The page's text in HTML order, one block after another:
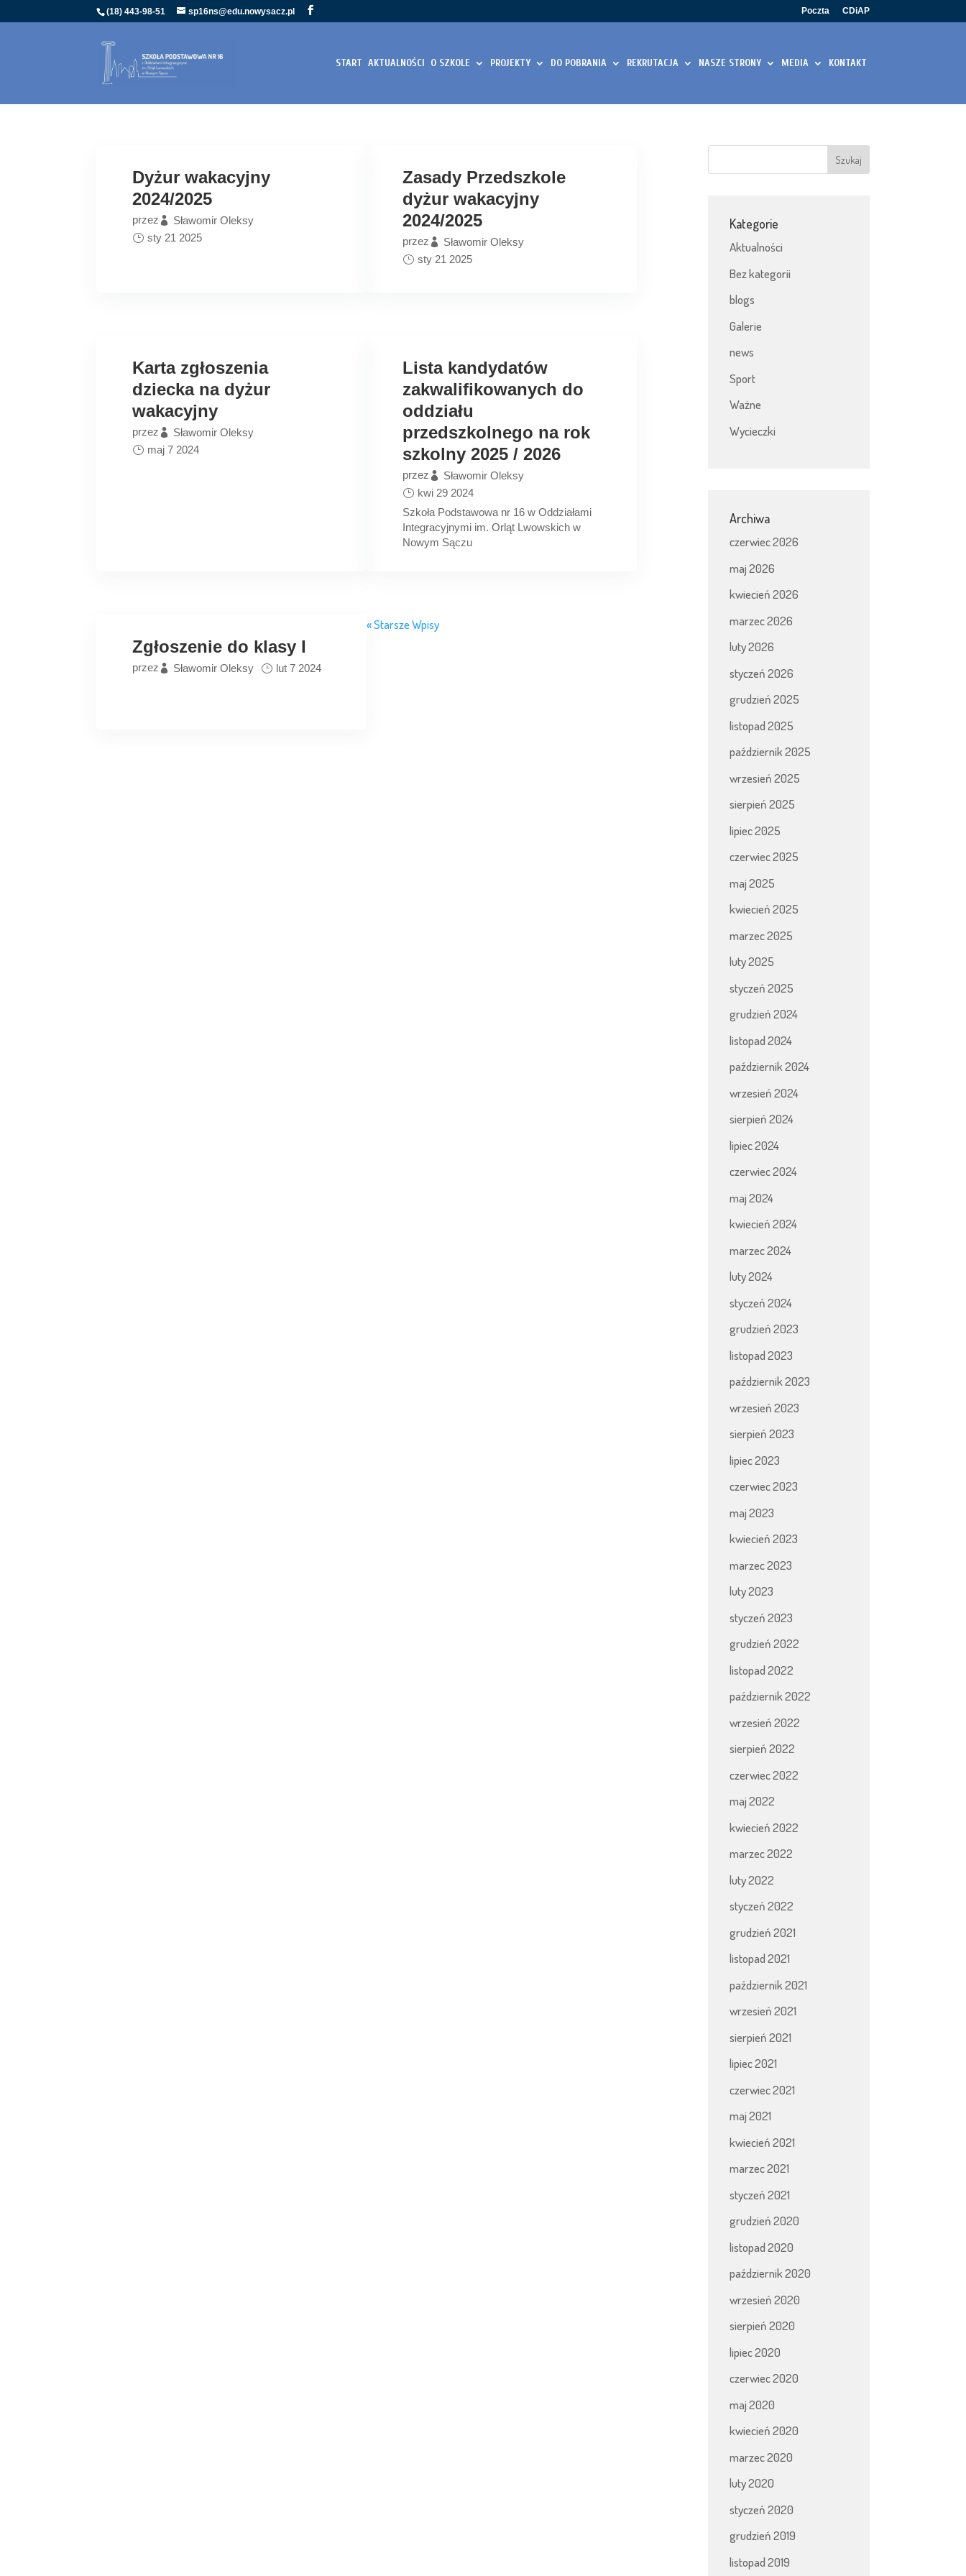
(18) 443-98-51 sp16ns@edu.nowysacz.pl Poczta CDiAP
START AKTUALNOŚCI O SZKOLE PROJEKTY DO POBRANIA REKRUTACJA NASZE STRONY MEDIA KONTAKT
Dyżur wakacyjny
2024/2025
przez
Sławomir Oleksy
sty 21 2025
Zasady Przedszkole
dyżur wakacyjny
2024/2025
przez
Sławomir Oleksy
sty 21 2025
Karta zgłoszenia
dziecka na dyżur
wakacyjny
przez
Sławomir Oleksy
maj 7 2024
Lista kandydatów
zakwalifikowanych do
oddziału
przedszkolnego na rok
szkolny 2025 / 2026
przez
Sławomir Oleksy
kwi 29 2024
Szkoła Podstawowa nr 16 w Oddziałami
Integracyjnymi im. Orląt Lwowskich w
Nowym Sączu
Zgłoszenie do klasy I
przez Sławomir Oleksy lut 7 2024
« Starsze Wpisy
Kategorie
Aktualności
Bez kategorii
blogs
Galerie
news
Sport
Ważne
Wycieczki
Archiwa
czerwiec 2026
maj 2026
kwiecień 2026
marzec 2026
luty 2026
styczeń 2026
grudzień 2025
listopad 2025
październik 2025
wrzesień 2025
sierpień 2025
lipiec 2025
czerwiec 2025
maj 2025
kwiecień 2025
marzec 2025
luty 2025
styczeń 2025
grudzień 2024
listopad 2024
październik 2024
wrzesień 2024
sierpień 2024
lipiec 2024
czerwiec 2024
maj 2024
kwiecień 2024
marzec 2024
luty 2024
styczeń 2024
grudzień 2023
listopad 2023
październik 2023
wrzesień 2023
sierpień 2023
lipiec 2023
czerwiec 2023
maj 2023
kwiecień 2023
marzec 2023
luty 2023
styczeń 2023
grudzień 2022
listopad 2022
październik 2022
wrzesień 2022
sierpień 2022
czerwiec 2022
maj 2022
kwiecień 2022
marzec 2022
luty 2022
styczeń 2022
grudzień 2021
listopad 2021
październik 2021
wrzesień 2021
sierpień 2021
lipiec 2021
czerwiec 2021
maj 2021
kwiecień 2021
marzec 2021
styczeń 2021
grudzień 2020
listopad 2020
październik 2020
wrzesień 2020
sierpień 2020
lipiec 2020
czerwiec 2020
maj 2020
kwiecień 2020
marzec 2020
luty 2020
styczeń 2020
grudzień 2019
listopad 2019